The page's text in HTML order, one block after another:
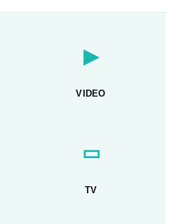
▶
VIDEO
▭
TV